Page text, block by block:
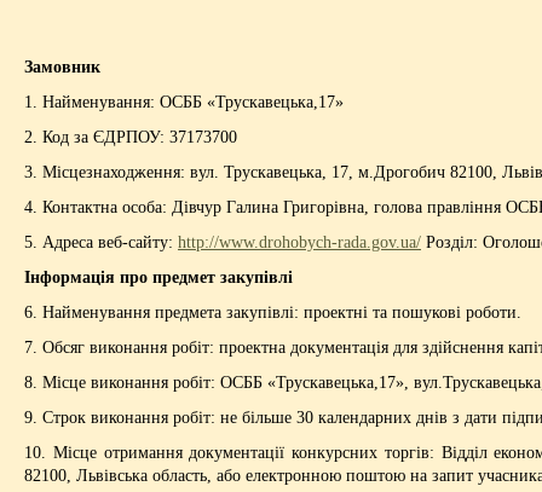
Замовник
1. Найменування: ОСББ «Трускавецька,17»
2. Код за ЄДРПОУ: 37173700
3. Місцезнаходження: вул. Трускавецька, 17, м .Дрогобич 82100,
4. Контактна особа: Дівчур Галина Григорівна, голова правління
5. Адреса веб-сайту: http://www.drohobych-rada.gov.ua/ Розділ:
Інформація про предмет закупівлі
6. Найменування предмета закупівлі: проектні та пошукові роботи.
7. Обсяг виконання робіт: проектна документація для здійснення
8. Місце виконання робіт: ОСББ «Трускавецька,17»,
9. Строк виконання робіт: не більше 30 календарних днів з дати
10. Місце отримання документації конкурсних торгів: Відділ
82100, Львівська область, або електронною поштою на запит